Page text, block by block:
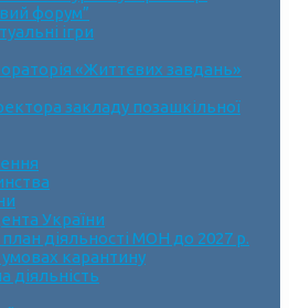
форум”
ігри
«Життєвих завдань»
закладу позашкільної
України
діяльності МОН до 2027 р.
карантину
діяльність